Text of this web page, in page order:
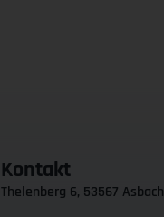
Kontakt
Thelenberg 6, 53567 Asbach